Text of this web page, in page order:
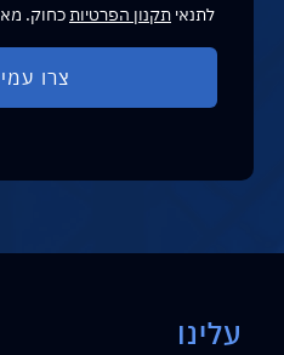
לתנאי תקנון הפרטיות כחוק.
עלינו